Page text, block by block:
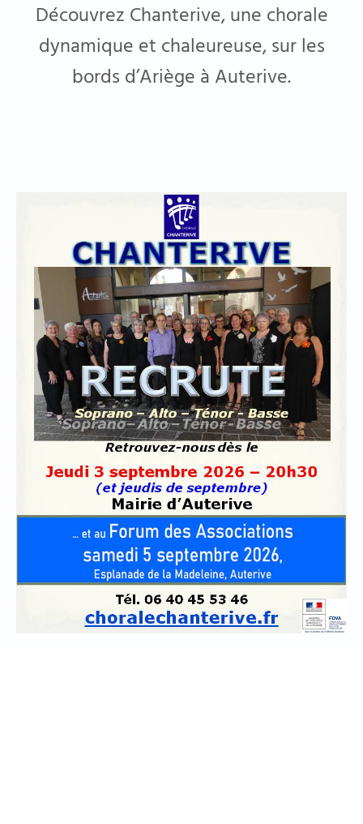
Découvrez Chanterive, une chorale
dynamique et chaleureuse, sur les
bords d’Ariège à Auterive.